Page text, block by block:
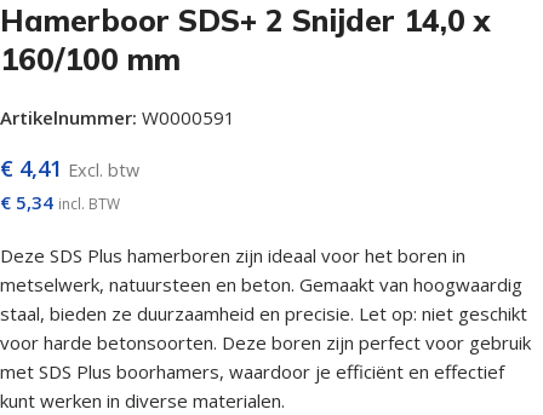
Hamerboor SDS+ 2 Snijder 14,0 x
160/100 mm
Artikelnummer: W0000591
€ 4,41 Excl. btw
€ 5,34 incl. BTW
Deze SDS Plus hamerboren zijn ideaal voor het boren in
metselwerk, natuursteen en beton. Gemaakt van hoogwaardig
staal, bieden ze duurzaamheid en precisie. Let op: niet geschikt
voor harde betonsoorten. Deze boren zijn perfect voor gebruik
met SDS Plus boorhamers, waardoor je efficiënt en effectief
kunt werken in diverse materialen.